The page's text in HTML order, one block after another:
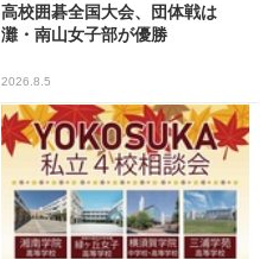
高校囲碁全国大会、団体戦は
灘・南山女子部が優勝
2026.8.5